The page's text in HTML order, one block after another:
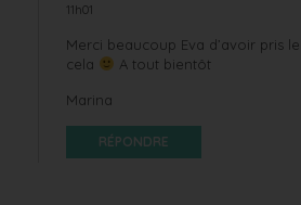
11h01
Merci beaucoup Eva d’avoir pris
cela
A tout bientôt
Marina
RÉPONDRE